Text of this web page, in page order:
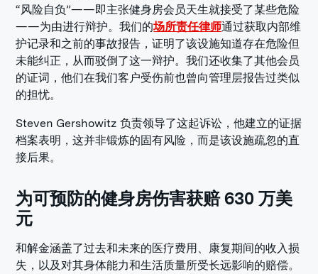
“风险自负”——即主张健身房会员天生就接受了某些危险
——为由进行辩护。我们的场所责任律师通过获取内部维
护记录和之前的事故报告，证明了该设施知道存在危险但
未能纠正，从而驳倒了这一辩护。我们还收集了其他会员
的证词，他们在我们客户受伤前也曾向管理层报告过类似
的担忧。
Steven Gershowitz 负责领导了这起诉讼，他建立的证据
档案表明，这并非锻炼的固有风险，而是该设施疏忽的直
接后果。
为可预防的健身房伤害获赔 630 万美
元
和解金涵盖了过去和未来的医疗费用、康复期间的收入损
失，以及对其身体能力和生活质量所受长远影响的赔偿。